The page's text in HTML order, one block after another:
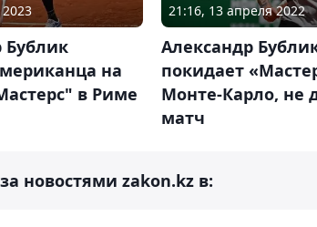
Бублик
на
в Риме
21:16, 13 апреля 2022
Александр
покидает
Монте-Карло, не
матч
новостями zakon.kz в: